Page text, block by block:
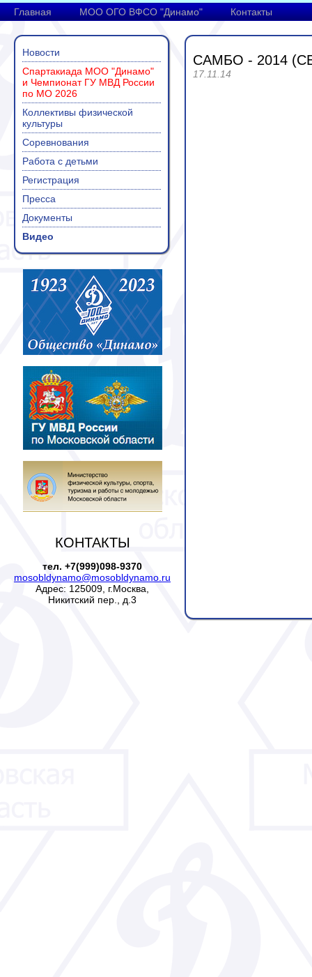
Главная МОО ОГО ВФСО "Динамо" Контакты
Новости
Спартакиада МОО "Динамо"
и Чемпионат ГУ МВД России
по МО 2026
Коллективы физической
культуры
Соревнования
Работа с детьми
Регистрация
Пресса
Документы
Видео
КОНТАКТЫ
тел. +7(999)098-9370
mosobldynamo@mosobldynamo.ru
Адрес: 125009, г.Москва,
Никитский пер., д.3
САМБО - 2014
17.11.14